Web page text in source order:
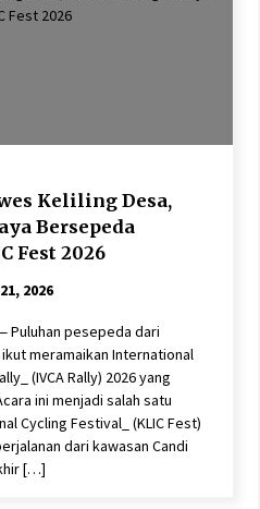
Keliling Desa,
Bersepeda
Fest 2026
2026
Puluhan pesepeda dari
meramaikan International
(IVCA Rally) 2026 yang
ini menjadi salah satu
Cycling Festival_ (KLIC Fest)
dari kawasan Candi
[…]